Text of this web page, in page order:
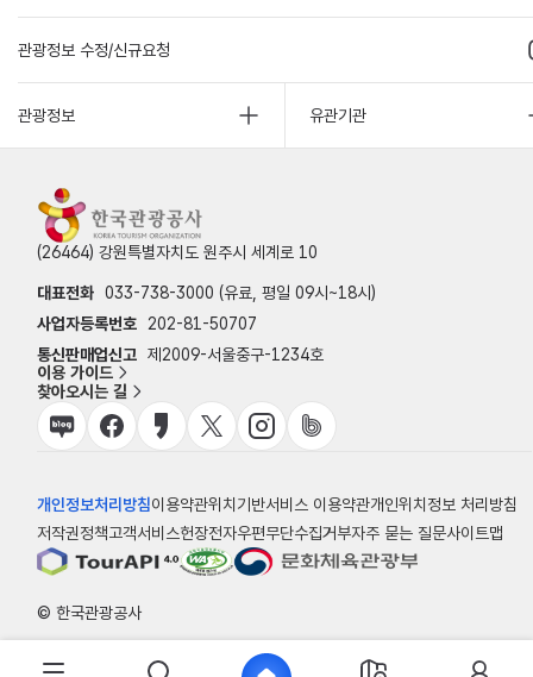
관광정보 수정/신규요청
관광정보 유관기관
(26464) 강원특별자치도 원주시 세계로 10
대표전화 033-738-3000 (유료, 평일 09시~18시)
사업자등록번호
202-81-50707
통신판매업신고 제2009-서울중구-1234호
이용 가이드
찾아오시는 길
개인정보처리방침이용약관위치기반서비스 이용약관개인위치정보 처리방침
저작권정책고객서비스헌장전자우편무단수집거부자주 묻는 질문사이트맵
© 한국관광공사